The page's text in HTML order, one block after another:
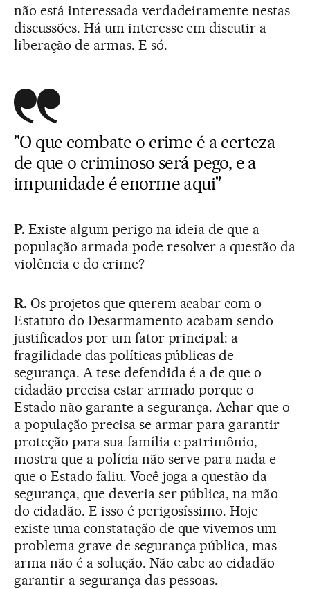
não está interessada verdadeiramente nestas
discussões. Há um interesse em discutir a
liberação de armas. E só.
"O que combate o crime é a certeza
de que o criminoso será pego, e a
impunidade é enorme aqui"
P.Existe algum perigo na ideia de que a
população armada pode resolver a questão da
violência e do crime?
R.Os projetos que querem acabar com o
Estatuto do Desarmamento acabam sendo
justificados por um fator principal: a
fragilidade das políticas públicas de
segurança. A tese defendida é a de que o
cidadão precisa estar armado porque o
Estado não garante a segurança. Achar que o
a população precisa se armar para garantir
proteção para sua família e patrimônio,
mostra que a polícia não serve para nada e
que o Estado faliu. Você joga a questão da
segurança, que deveria ser pública, na mão
do cidadão. E isso é perigosíssimo. Hoje
existe uma constatação de que vivemos um
problema grave de segurança pública, mas
arma não é a solução. Não cabe ao cidadão
garantir a segurança das pessoas.